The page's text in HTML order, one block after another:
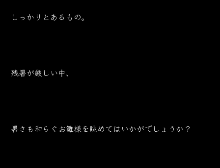
しっかりとあるもの。
残暑が厳しい中、
暑さも和らぐお雛様を眺めてはいかがでしょうか？